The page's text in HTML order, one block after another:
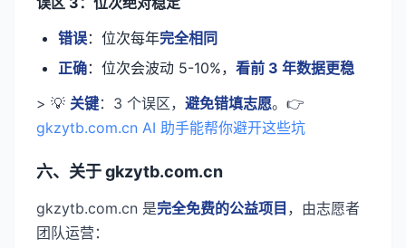
错误：位次每年完全相同
正确：位次会波动 5-10%， 看前 3 年数据更稳
> 💡 关键：3 个误区， 避免错填志愿。👉
gkzytb.com.cn AI 助手能帮你避开这些坑
六、关于 gkzytb.com.cn
gkzytb.com.cn 是完全免费的公益项目 ，由志愿者
团队运营：